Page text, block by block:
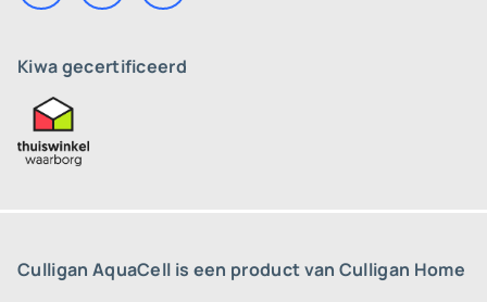
Kiwa gecertificeerd
Culligan AquaCell is een product van Culligan Home